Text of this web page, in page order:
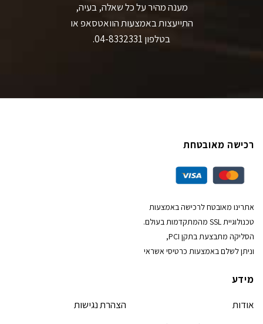
מענה מהיר על כל שאלה, בעיה,
התייעצות באמצעות הוואטסאפ או
בטלפון 04-8332331.
רכישה מאובטחת
אתרינו מאובטח לרכישה באמצעות
טכנולוגיית SSL מהמתקדמות בעולם.
הסליקה מתבצעת בתקן PCI,
וניתן לשלם באמצעות כרטיסי אשראי
מידע
אודות
הצהרת נגישות